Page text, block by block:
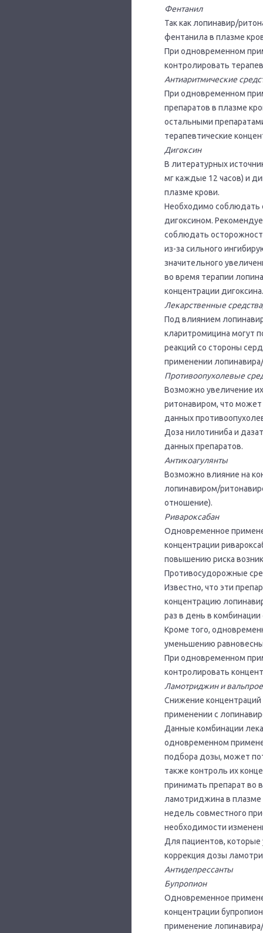
Фентанил
Так как лопинавир/
фентанила в плазме
При одновременном
контролировать
Антиаритмические
При одновременном
препаратов в плазме
остальными
терапевтические
Дигоксин
В литературных
мг каждые 12 часов) и
плазме крови.
Необходимо соблюдать
дигоксином.
соблюдать
из-за сильного
значительного
во время терапии
концентрации дигоксина.
Лекарственные
Под влиянием
кларитромицина могут
реакций со стороны
применении
Противоопухолевые
Возможно увеличение
ритонавиром, что
данных
Доза нилотиниба и
данных препаратов.
Антикоагулянты
Возможно влияние на
лопинавиром/
отношение).
Ривароксабан
Одновременное
концентрации
повышению риска
Противосудорожные
Известно, что эти
концентрацию
раз в день в
Кроме того,
уменьшению
При одновременном
контролировать
Ламотриджин и
Снижение
применении с
Данные комбинации
одновременном
подбора дозы, может
также контроль их
принимать препарат во
ламотриджина в плазме
недель совместного
необходимости
Для пациентов,
коррекция дозы
Антидепрессанты
Бупропион
Одновременное
концентрации
применение